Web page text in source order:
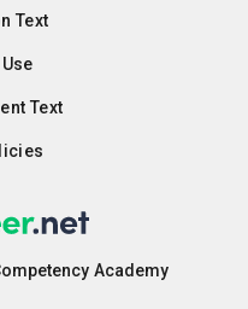
Text
Text
Academy